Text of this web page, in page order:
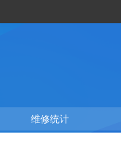
维修统计